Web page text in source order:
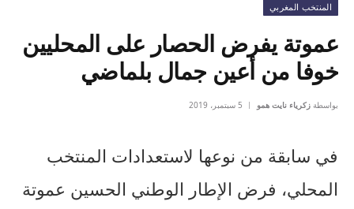
المنتخب المغربي
عموتة يفرض الحصار على المحليين
خوفا من أعين جمال بلماضي
بواسطة زكرياء نايت همو 5 سبتمبر، 2019
في سابقة من نوعها لاستعدادات المنتخب
المحلي، فرض الإطار الوطني الحسين عموتة